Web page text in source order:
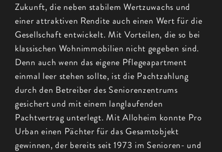
Zukunft, die neben stabilem Wertzuwachs und
einer attraktiven Rendite auch einen Wert für die
Gesellschaft entwickelt. Mit Vorteilen, die so bei
klassischen Wohnimmobilien nicht gegeben sind.
Denn auch wenn das eigene Pflegeapartment
einmal leer stehen sollte, ist die Pachtzahlung
durch den Betreiber des Seniorenzentrums
gesichert und mit einem langlaufenden
Pachtvertrag unterlegt. Mit Alloheim konnte Pro
Urban einen Pächter für das Gesamtobjekt
gewinnen, der bereits seit 1973 im Senioren- und